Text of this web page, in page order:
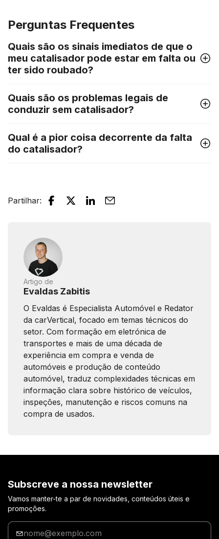
Perguntas Frequentes
Quais são os sinais imediatos de que o
meu catalisador pode estar em falta ou
ter sido roubado?
Quais são os problemas legais de
conduzir sem catalisador?
Qual é a pior coisa decorrente da falta
do catalisador?
Partilhar:
Artigo de
Evaldas Zabitis
O Evaldas é Especialista Automóvel e Redator
da carVertical, focado em temas técnicos do
setor. Com formação em eletrónica de
transportes e mais de uma década de
experiência em compra e venda de
automóveis e produção de conteúdo
automóvel, traduz complexidades técnicas em
informação clara sobre histórico de veículos,
inspeções, manutenção e riscos comuns na
compra de usados.
Subscreve a nossa newsletter
Vamos manter-te a par de novidades, conteúdos úteis e
promoções.
Insira